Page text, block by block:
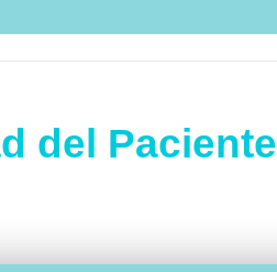
del Paciente